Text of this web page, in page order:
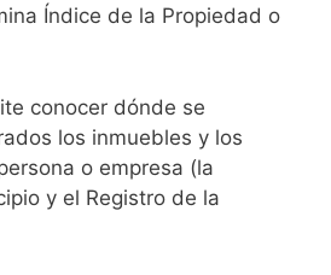
Índice de la Propiedad o
conocer dónde se
los inmuebles y los
o empresa (la
y el Registro de la